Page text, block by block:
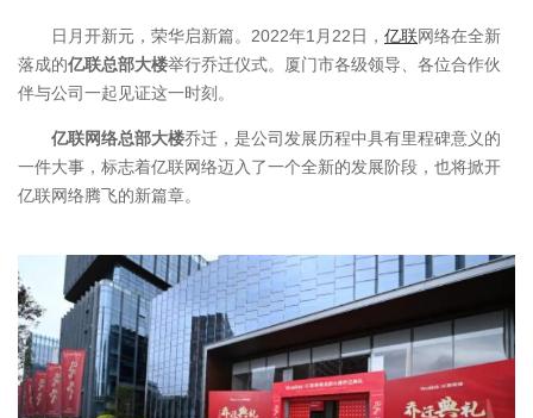
日月开新元，荣华启新篇。2022年1月22日， 亿联网络在全新
落成的亿联总部大楼举行乔迁仪式。厦门市各级领导、各位合作伙
伴与公司一起见证这一时刻。
亿联网络总部大楼乔迁，是公司发展历程中具有里程碑意义的
一件大事，标志着亿联网络迈入了一个全新的发展阶段，也将掀开
亿联网络腾飞的新篇章。